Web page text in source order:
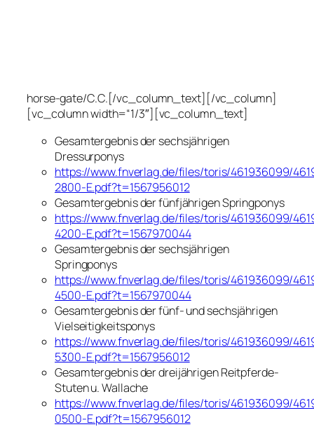
horse-gate/C.C.[/vc_column_text][/vc_column]
[vc_column width=“1/3″][vc_column_text]
Gesamtergebnis der sechsjährigen
Dressurponys
https://www.fnverlag.de/files/toris/461936099/
2800-E.pdf?t=1567956012
Gesamtergebnis der fünfjährigen Springponys
https://www.fnverlag.de/files/toris/461936099/
4200-E.pdf?t=1567970044
Gesamtergebnis der sechsjährigen
Springponys
https://www.fnverlag.de/files/toris/461936099/
4500-E.pdf?t=1567970044
Gesamtergebnis der fünf- und sechsjährigen
Vielseitigkeitsponys
https://www.fnverlag.de/files/toris/461936099/
5300-E.pdf?t=1567956012
Gesamtergebnis der dreijährigen Reitpferde-
Stuten u. Wallache
https://www.fnverlag.de/files/toris/461936099/
0500-E.pdf?t=1567956012